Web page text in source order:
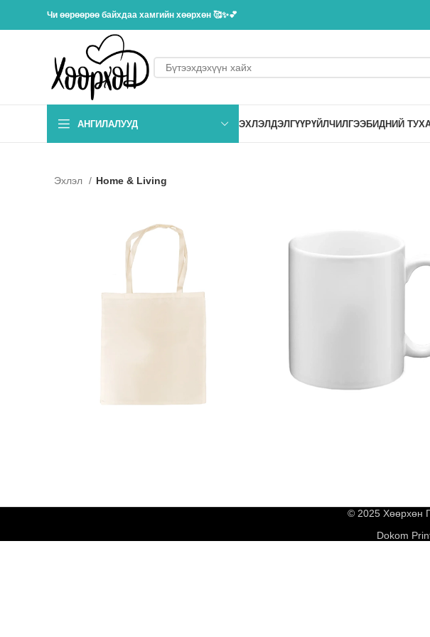
Чи өөрөөрөө байхдаа хамгийн хөөрхөн 🥰✨💕
АНГИЛАЛУУД ЭХЛЭЛДЭЛГҮҮРҮЙЛЧИЛГЭЭБИДНИЙ
Эхлэл Home & Living
© 2025 Хөөрхөн
Dokom